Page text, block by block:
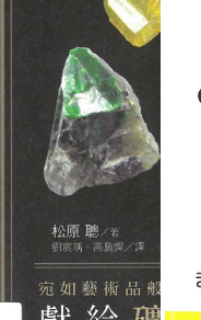
變參考程序手冊
台灣
野生
類鑑